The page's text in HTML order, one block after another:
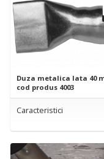
Duza metalica lata 40
cod produs 4003
Caracteristici